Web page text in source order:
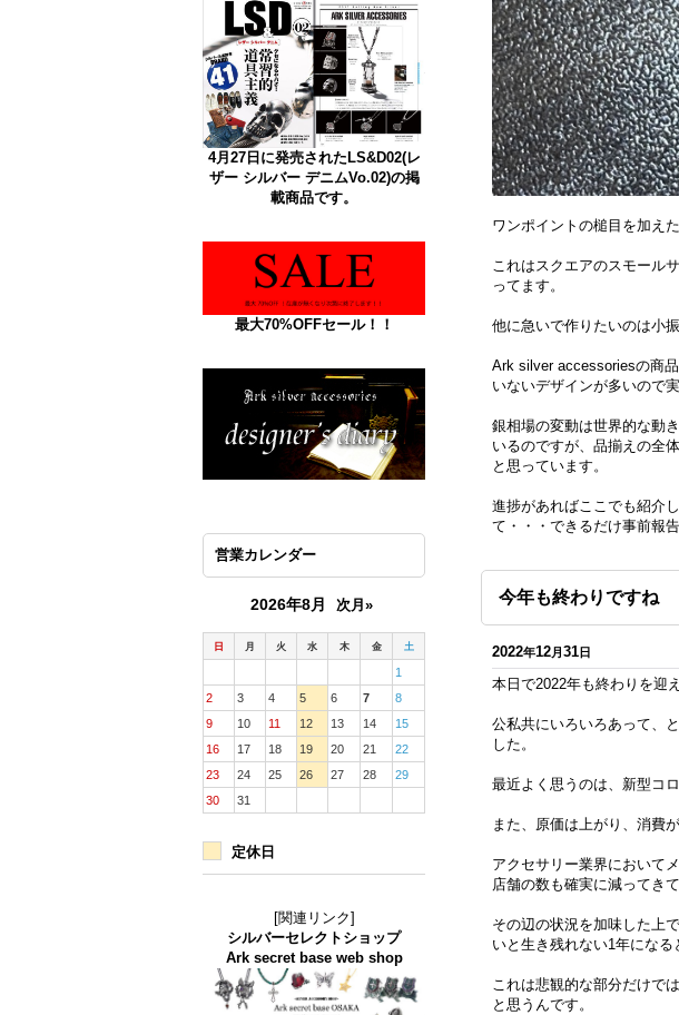
4月27日に発売されたLS&D02(レ
ザー シルバー デニムVo.02)の掲
載商品です。
最大70%OFFセール！！
営業カレンダー
2026年8月 次月»
日 月 火 水 木 金 土
1
2
3 4 5 6 7
8
9
10 11 12 13 14
15
16
17 18 19 20 21
22
23
24 25 26 27 28
29
30
31
定休日
[関連リンク]
シルバーセレクトショップ
Ark secret base web shop
ワンポイントの槌目を加え
これはスクエアのスモール
ってます。
他に急いで作りたいのは小
Ark silver accessoriesの商
いないデザインが多いので
銀相場の変動は世界的な動
いるのですが、品揃えの全
と思っています。
進捗があればここでも紹介
て・・・できるだけ事前報
今年も終わりですね
2022年12月 31 日
本日で2022年も終わりを迎
公私共にいろいろあって、
した。
最近よく思うのは、新型コ
また、原価は上がり、消費
アクセサリー業界において
店舗の数も確実に減ってきて
その辺の状況を加味した上
いと生き残れない1年になる
これは悲観的な部分だけで
と思うんです。